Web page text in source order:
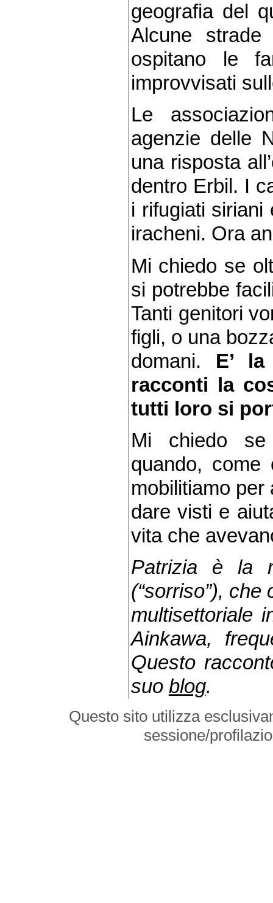
geografia del
Alcune
ospitano le
improvvisati
Le
agenzie delle
una risposta
dentro Erbil. I
i rifugiati siriani
iracheni. Ora
Mi chiedo se
si potrebbe
Tanti genitori
figli, o una
domani. E’
racconti la
tutti loro si
Mi chiedo se
quando, come
mobilitiamo
dare visti e
vita che
Patrizia è la
(“sorriso”),
multisettoriale
Ainkawa,
Questo
suo blog.
Questo sito utilizza
sessione/